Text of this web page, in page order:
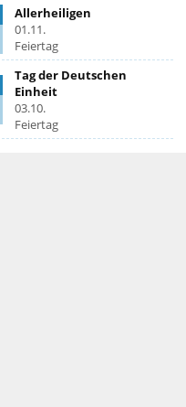
Allerheiligen
01.11.
Feiertag
Tag der Deutschen
Einheit
03.10.
Feiertag